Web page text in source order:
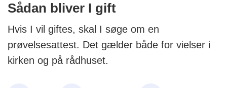
Sådan bliver I gift
Hvis I vil giftes, skal I søge om en
prøvelsesattest. Det gælder både for vielser i
kirken og på rådhuset.